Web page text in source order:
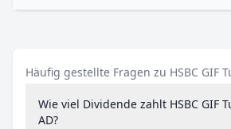
Häufig gestellte Fragen zu HSBC GIF
Wie viel Dividende zahlt HSBC GIF
AD?